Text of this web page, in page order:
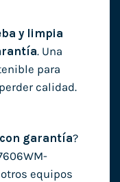
y limpia
. Una
para
calidad.
garantía?
otros equipos